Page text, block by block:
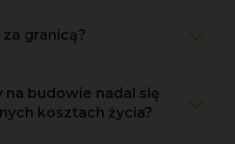
granicą?
na budowie nadal się
kosztach życia?